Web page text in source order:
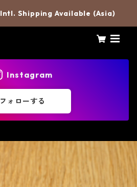
Intl. Shipping Available (Asia)
Instagram
フォローする